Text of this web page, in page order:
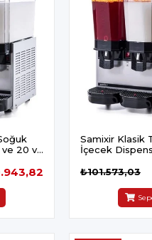
20 ve
Samixir Klasik
İçecek
Karıştırıcılı Inox
₺101.573,03